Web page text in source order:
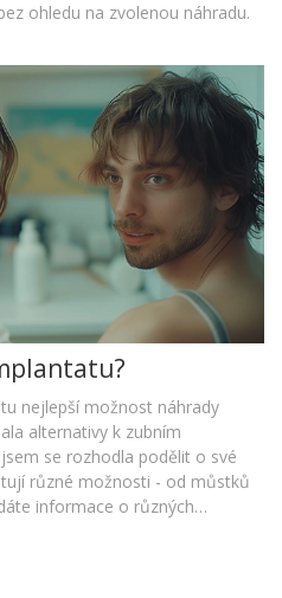
ohledu na zvolenou náhradu.
nejlepší možnost náhrady
alternativy k zubním
se rozhodla podělit o své
různé možnosti - od můstků
informace o různých
stránka by vám mohla pomoci.